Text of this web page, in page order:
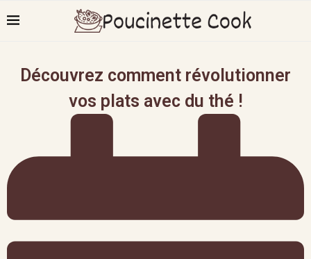
Découvrez comment révolutionner
vos plats avec du thé !